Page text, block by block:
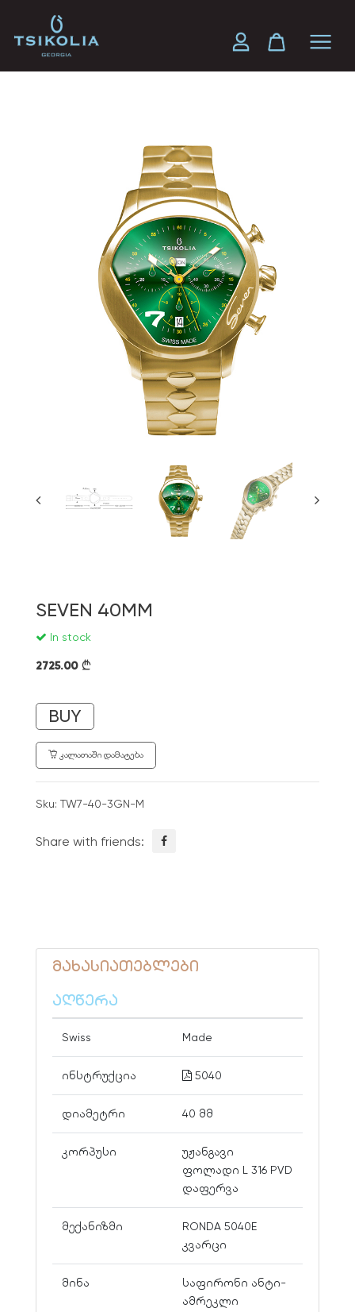
SEVEN 40MM
In stock
2725.00 }
BUY
ᲙᲐᲚᲐᲗᲐᲨᲘ ᲓᲐᲛᲐᲢᲔᲑᲐ
Sku: TW7-40-3GN-M
Share with friends:
მახასიათებლები
აღწერა
Swiss Made
ინსტრუქცია 5040
დიამეტრი 40 მმ
კორპუსი
უჟანგავი
ფოლადი L 316 PVD
დაფერვა
მექანიზმი
RONDA 5040E
კვარცი
მინა
საფირონი ანტი-
ამრეკლი